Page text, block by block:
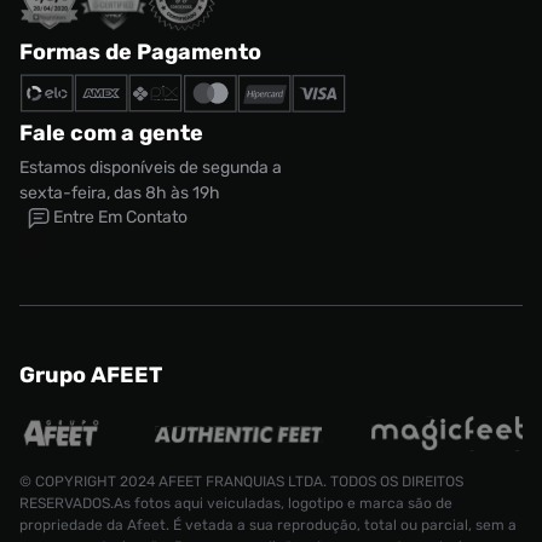
Formas de Pagamento
Fale com a gente
Estamos disponíveis de segunda a
sexta-feira, das 8h às 19h
Entre Em Contato
Grupo AFEET
© COPYRIGHT 2024 AFEET FRANQUIAS LTDA. TODOS OS DIREITOS
RESERVADOS.As fotos aqui veiculadas, logotipo e marca são de
propriedade da Afeet. É vetada a sua reprodução, total ou parcial, sem a